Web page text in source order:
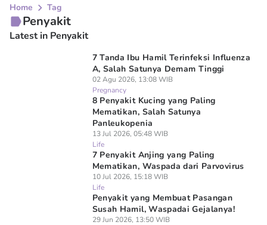
Home Tag
Penyakit
Latest in Penyakit
7 Tanda Ibu Hamil Terinfeksi Influenza
A, Salah Satunya Demam Tinggi
02 Agu 2026, 13:08 WIB
Pregnancy
8 Penyakit Kucing yang Paling
Mematikan, Salah Satunya
Panleukopenia
13 Jul 2026, 05:48 WIB
Life
7 Penyakit Anjing yang Paling
Mematikan, Waspada dari Parvovirus
10 Jul 2026, 15:18 WIB
Life
Penyakit yang Membuat Pasangan
Susah Hamil, Waspadai Gejalanya!
29 Jun 2026, 13:50 WIB